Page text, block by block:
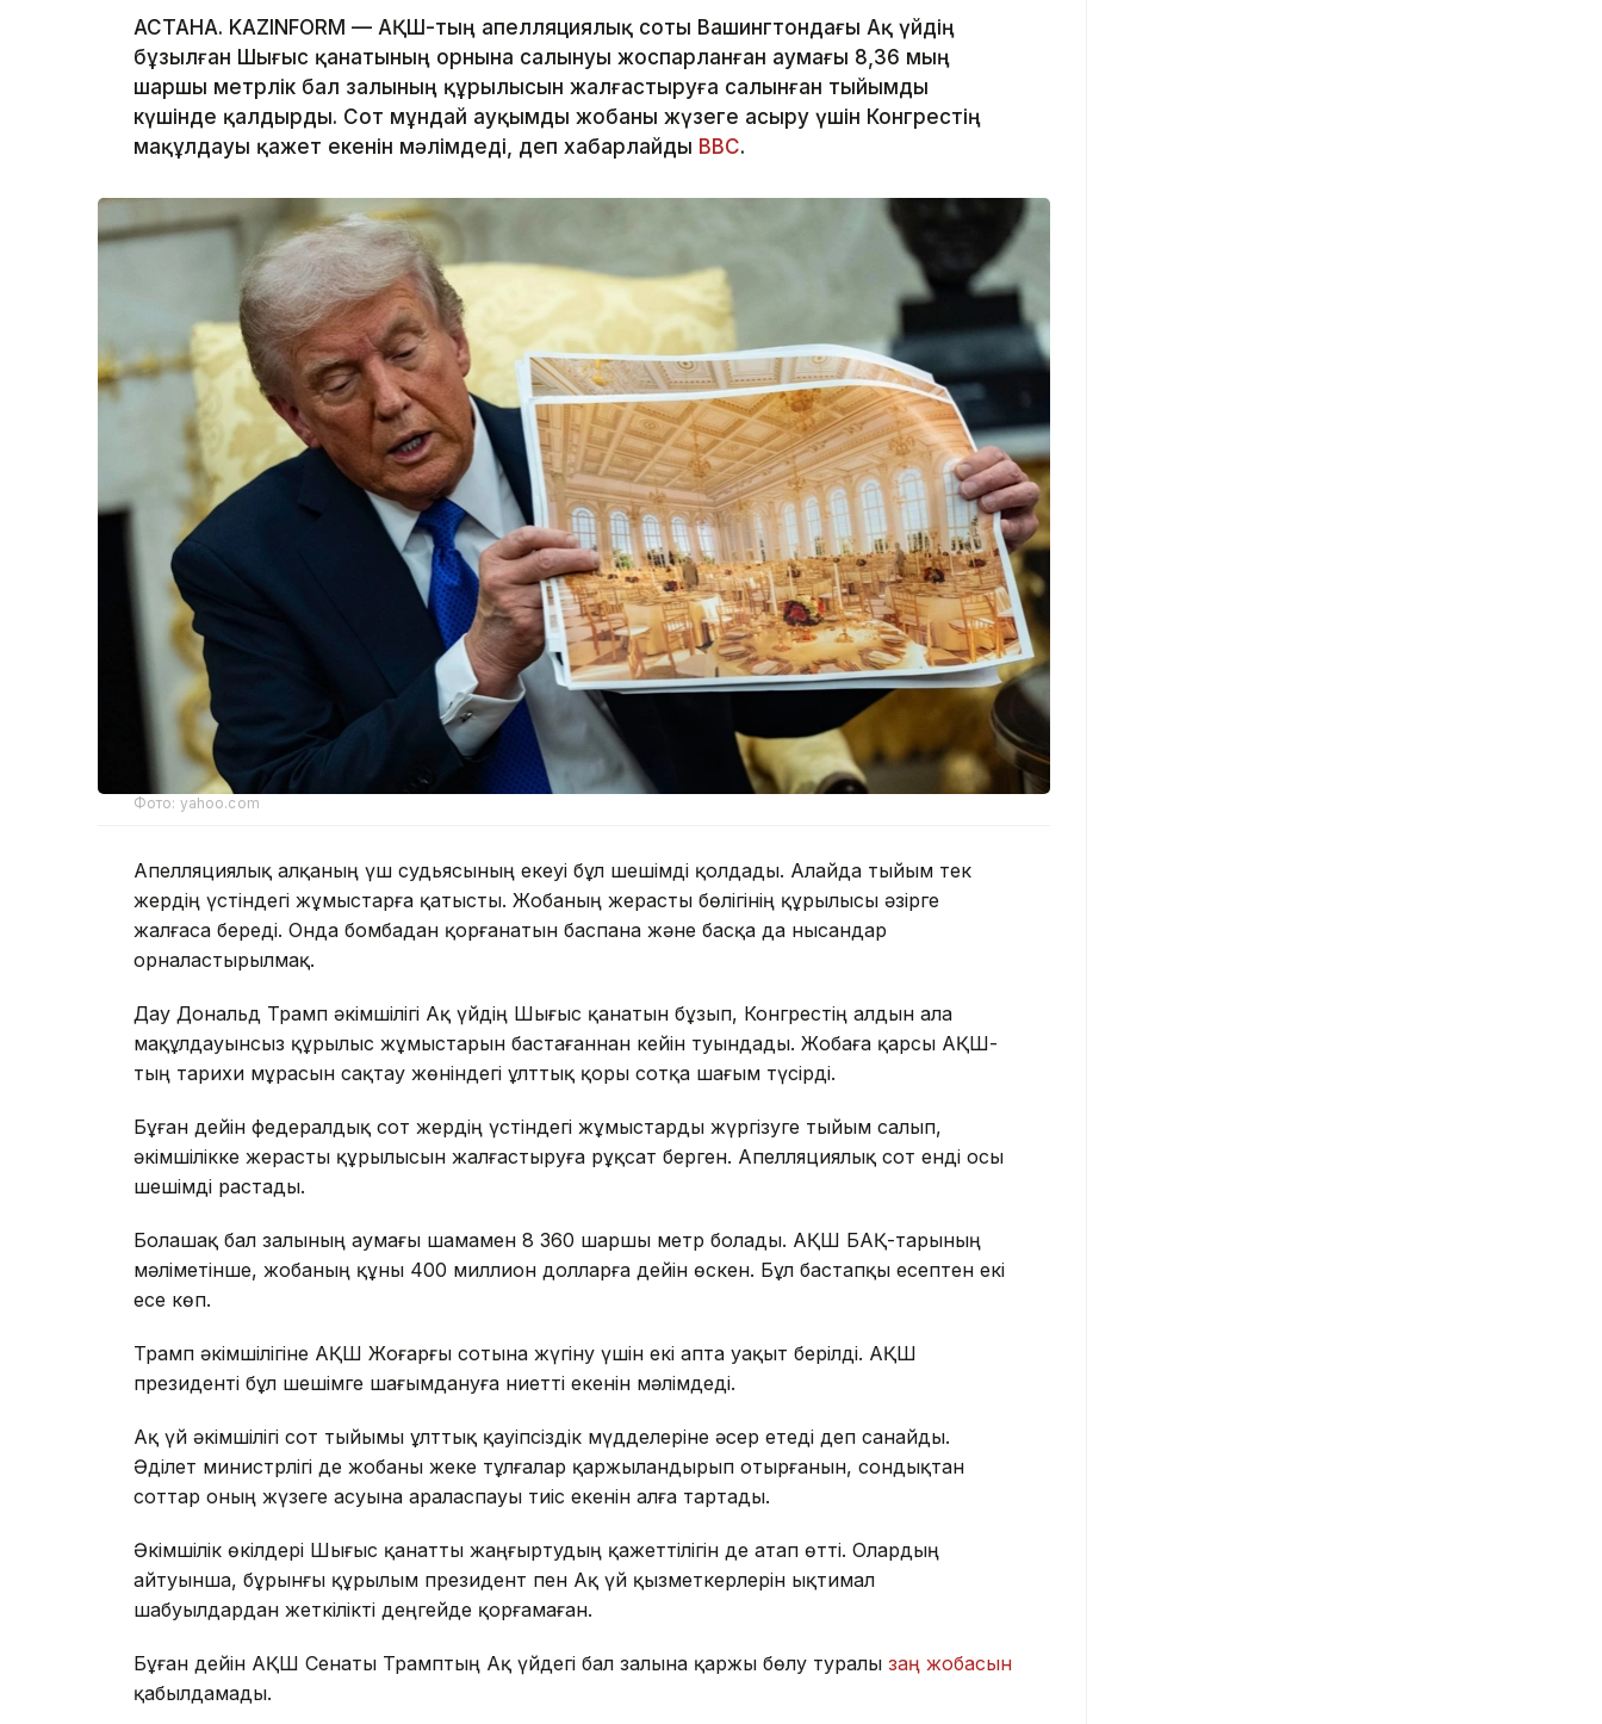
АСТАНА. KAZINFORM — АҚШ-тың апелляциялық соты Вашингтондағы Ақ үйдің
бұзылған Шығыс қанатының орнына салынуы жоспарланған аумағы 8,36 мың
шаршы метрлік бал залының құрылысын жалғастыруға салынған тыйымды
күшінде қалдырды. Сот мұндай ауқымды жобаны жүзеге асыру үшін Конгрестің
мақұлдауы қажет екенін мәлімдеді, деп хабарлайды BBC.
Фото: yahoo.com
Апелляциялық алқаның үш судьясының екеуі бұл шешімді қолдады. Алайда тыйым тек
жердің үстіндегі жұмыстарға қатысты. Жобаның жерасты бөлігінің құрылысы әзірге
жалғаса береді. Онда бомбадан қорғанатын баспана және басқа да нысандар
орналастырылмақ.
Дау Дональд Трамп әкімшілігі Ақ үйдің Шығыс қанатын бұзып, Конгрестің алдын ала
мақұлдауынсыз құрылыс жұмыстарын бастағаннан кейін туындады. Жобаға қарсы АҚШ-
тың тарихи мұрасын сақтау жөніндегі ұлттық қоры сотқа шағым түсірді.
Бұған дейін федералдық сот жердің үстіндегі жұмыстарды жүргізуге тыйым салып,
әкімшілікке жерасты құрылысын жалғастыруға рұқсат берген. Апелляциялық сот енді осы
шешімді растады.
Болашақ бал залының аумағы шамамен 8 360 шаршы метр болады. АҚШ БАҚ-тарының
мәліметінше, жобаның құны 400 миллион долларға дейін өскен. Бұл бастапқы есептен екі
есе көп.
Трамп әкімшілігіне АҚШ Жоғарғы сотына жүгіну үшін екі апта уақыт берілді. АҚШ
президенті бұл шешімге шағымдануға ниетті екенін мәлімдеді.
Ақ үй әкімшілігі сот тыйымы ұлттық қауіпсіздік мүдделеріне әсер етеді деп санайды.
Әділет министрлігі де жобаны жеке тұлғалар қаржыландырып отырғанын, сондықтан
соттар оның жүзеге асуына араласпауы тиіс екенін алға тартады.
Әкімшілік өкілдері Шығыс қанатты жаңғыртудың қажеттілігін де атап өтті. Олардың
айтуынша, бұрынғы құрылым президент пен Ақ үй қызметкерлерін ықтимал
шабуылдардан жеткілікті деңгейде қорғамаған.
Бұған дейін АҚШ Сенаты Трамптың Ақ үйдегі бал залына қаржы бөлу туралы заң жобасын
қабылдамады.